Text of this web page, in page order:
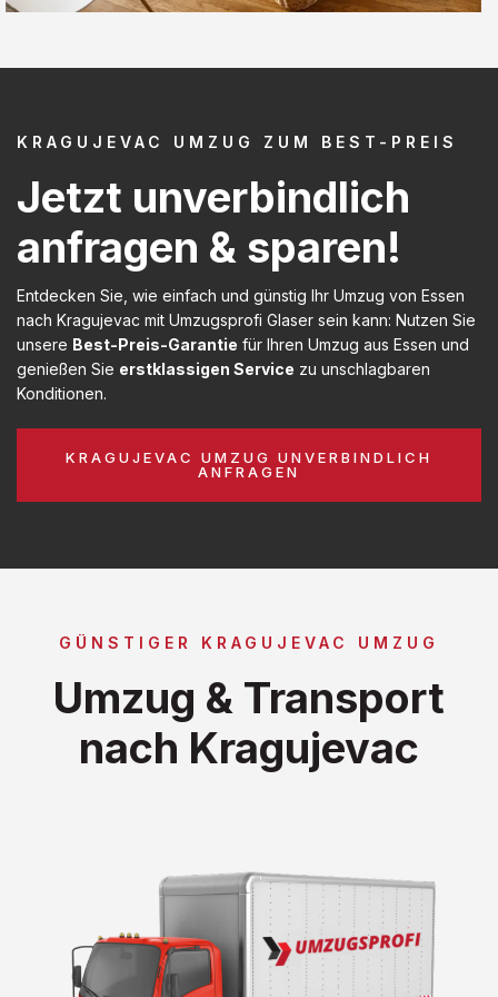
KRAGUJEVAC UMZUG ZUM BEST-PREIS
Jetzt unverbindlich
anfragen & sparen!
Entdecken Sie, wie einfach und günstig Ihr Umzug von Essen
nach Kragujevac mit Umzugsprofi Glaser sein kann: Nutzen Sie
unsere Best-Preis-Garantie für Ihren Umzug aus Essen und
genießen Sie erstklassigen Service zu unschlagbaren
Konditionen.
KRAGUJEVAC UMZUG UNVERBINDLICH
ANFRAGEN
GÜNSTIGER KRAGUJEVAC UMZUG
Umzug & Transport
nach Kragujevac